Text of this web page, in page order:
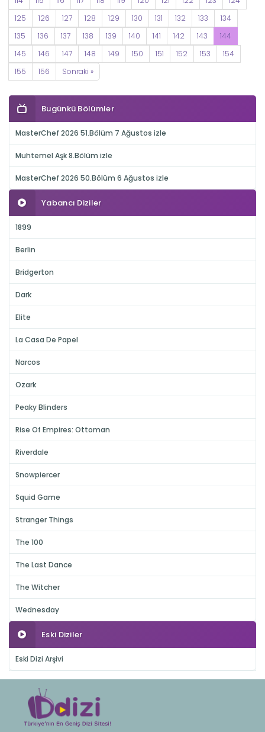
125
126 127 128 129 130 131 132 133
134
135
136 137 138 139 140 141 142 143
144
145
146 147 148 149 150 151 152 153
154
155
156 Sonraki »
Bugünkü Bölümler
MasterChef 2026 51.Bölüm 7 Ağustos izle
Muhtemel Aşk 8.Bölüm izle
MasterChef 2026 50.Bölüm 6 Ağustos izle
Yabancı Diziler
1899
Berlin
Bridgerton
Dark
Elite
La Casa De Papel
Narcos
Ozark
Peaky Blinders
Rise Of Empires: Ottoman
Riverdale
Snowpiercer
Squid Game
Stranger Things
The 100
The Last Dance
The Witcher
Wednesday
Eski Diziler
Eski Dizi Arşivi